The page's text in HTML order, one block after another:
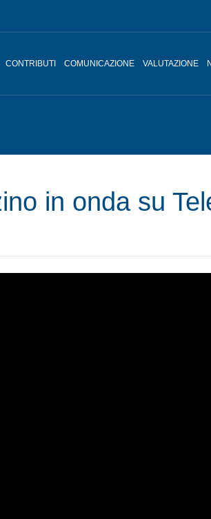
CONTRIBUTI COMUNICAZIONE VALUTAZIONE
in onda su